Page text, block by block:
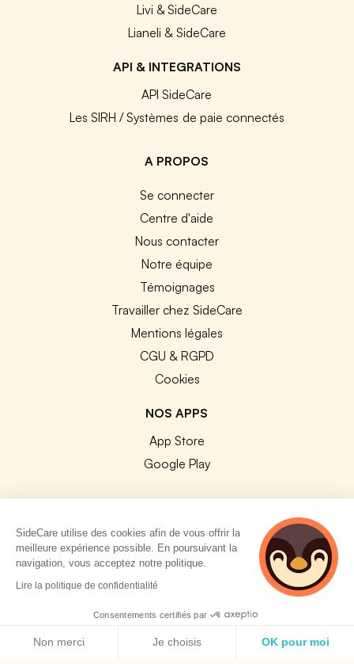
Livi & SideCare
Lianeli & SideCare
API & INTEGRATIONS
API SideCare
Les SIRH / Systèmes de paie connectés
A PROPOS
Se connecter
Centre d'aide
Nous contacter
Notre équipe
Témoignages
Travailler chez SideCare
Mentions légales
CGU & RGPD
Cookies
NOS APPS
App Store
Google Play
© 2026 SideCare. Tous droits réservés.
SideCare utilise des cookies afin de vous offrir la
meilleure expérience possible. En poursuivant la
navigation, vous acceptez notre politique.
Lire la politique de confidentialité
Consentements certifiés par
Non merci Je choisis OK pour moi
4 personnes
consultent
actuellement cette